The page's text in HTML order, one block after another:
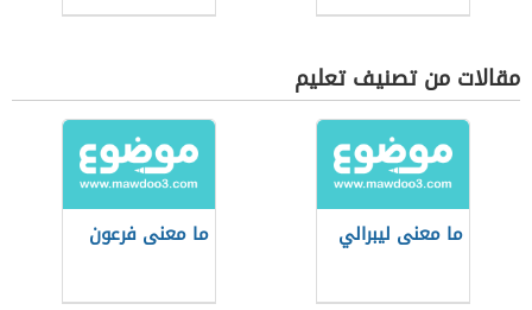
مقالات من تصنيف تعليم
ما معنى ليبرالي ما معنى فرعون